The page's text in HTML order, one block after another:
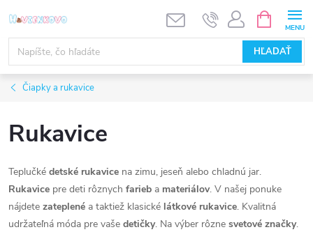
na
obsah
HĽADAŤ
KOŠÍK
Čiapky a rukavice
Rukavice
Teplučké detské rukavice na zimu, jeseň alebo chladnú jar.
Rukavice pre deti rôznych farieb a materiálov. V našej ponuke
nájdete zateplené a taktiež klasické látkové rukavice. Kvalitná
udržateľná móda pre vaše detičky. Na výber rôzne svetové značky.